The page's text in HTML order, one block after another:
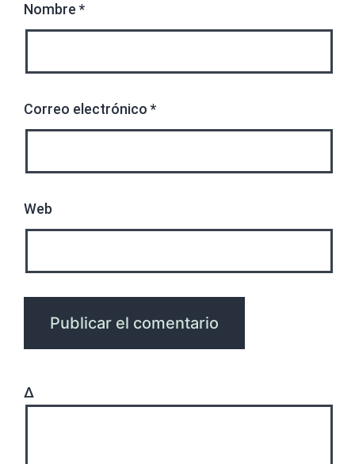
Nombre *
Correo electrónico *
Web
Δ